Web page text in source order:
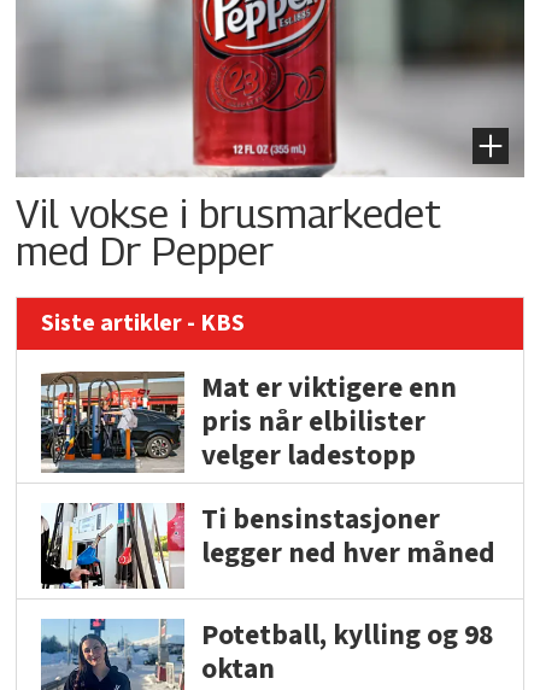
Vil vokse i brusmarkedet
med Dr Pepper
Siste artikler - KBS
Mat er viktigere enn
pris når elbilister
velger ladestopp
Ti bensinstasjoner
legger ned hver måned
Potetball, kylling og 98
oktan